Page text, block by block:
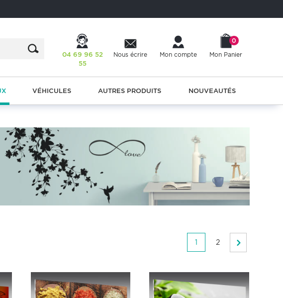
04 69 96 52
55
Nous écrire Mon compte Mon Panier
0
VÉHICULES AUTRES PRODUITS NOUVEAUTÉS
1 2